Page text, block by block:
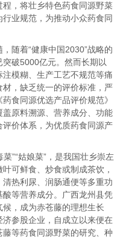
，将壮乡特色药食同源野菜
业规范，为推动小众药食同
随着“健康中国2030”战略的
破5000亿元。然而长期以
模糊、生产工艺不规范等痛
，缺乏统一的评价标准，严
食同源优选产品评价规范》
原料溯源、营养成分、功能
价体系，为优质药食同源产
”“姑娘菜”，是我国壮乡崇左
可鲜食、炒食或制成茶饮，
热利尿、润肠通便等多重功
等营养成分。广西龙州县凭
，成为赤苍藤的理想生长
参股企业，自成立以来便在
等药食同源野菜的研究、种